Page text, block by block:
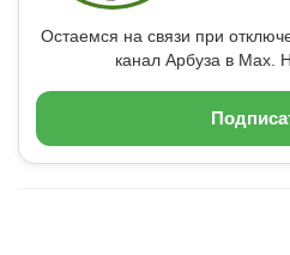
Остаемся на связи при
канал Арбуза в Max.